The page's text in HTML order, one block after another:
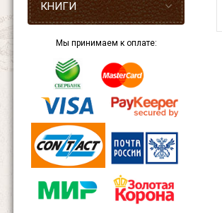
КНИГИ
Мы принимаем к оплате: